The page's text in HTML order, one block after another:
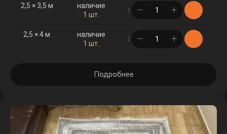
2,5 × 3,5 м
наличие
1 шт.
в корзине
2,5 × 4 м
наличие
1 шт.
в корзине
Подробнее